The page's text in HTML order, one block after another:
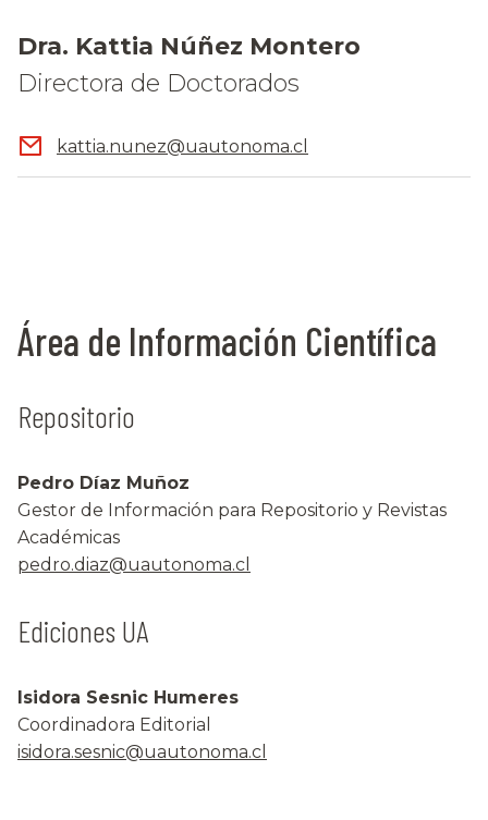
Dra. Kattia Núñez Montero
Directora de Doctorados
kattia.nunez@uautonoma.cl
Área de Información Científica
Repositorio
Pedro Díaz Muñoz
Gestor de Información para Repositorio y Revistas
Académicas
pedro.diaz@uautonoma.cl
Ediciones UA
Isidora Sesnic Humeres
Coordinadora Editorial
isidora.sesnic@uautonoma.cl